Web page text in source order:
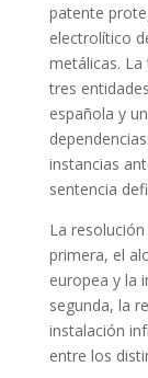
patente
electrolítico
metálicas.
tres
española y
instancias
sentencia
La
primera, el
europea y la
segunda, la
instalación
entre los